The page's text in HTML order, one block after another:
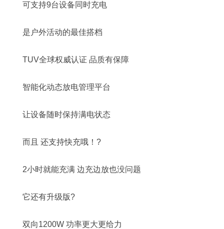
可支持9台设备同时充电
是户外活动的最佳搭档
TUV全球权威认证 品质有保障
智能化动态放电管理平台
让设备随时保持满电状态
而且 还支持快充哦！?
2小时就能充满 边充边放也没问题
它还有升级版?
双向1200W 功率更大更给力